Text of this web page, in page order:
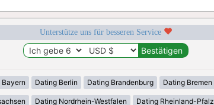
Unterstütze uns für besseren Service
Bayern Dating Berlin Dating Brandenburg Dating Bremen
Dating Nordrhein-Westfalen Dating Rheinland-Pfalz